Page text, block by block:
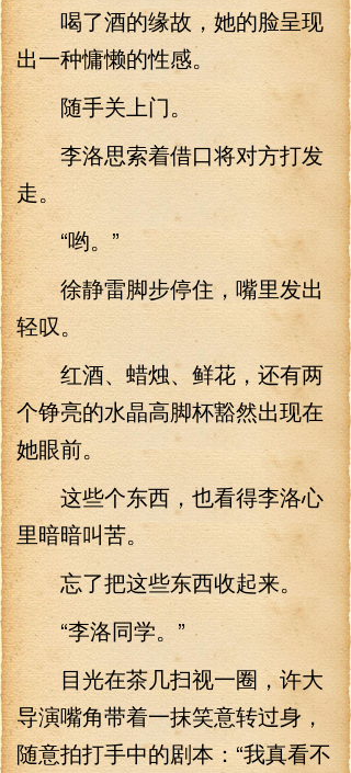
喝了酒的缘故，她的脸呈现
出一种慵懒的性感。
随手关上门。
李洛思索着借口将对方打发
走。
“哟。”
徐静雷脚步停住，嘴里发出
轻叹。
红酒、蜡烛、鲜花，还有两
个铮亮的水晶高脚杯豁然出现在
她眼前。
这些个东西，也看得李洛心
里暗暗叫苦。
忘了把这些东西收起来。
“李洛同学。”
目光在茶几扫视一圈，许大
导演嘴角带着一抹笑意转过身，
随意拍打手中的剧本：“我真看不